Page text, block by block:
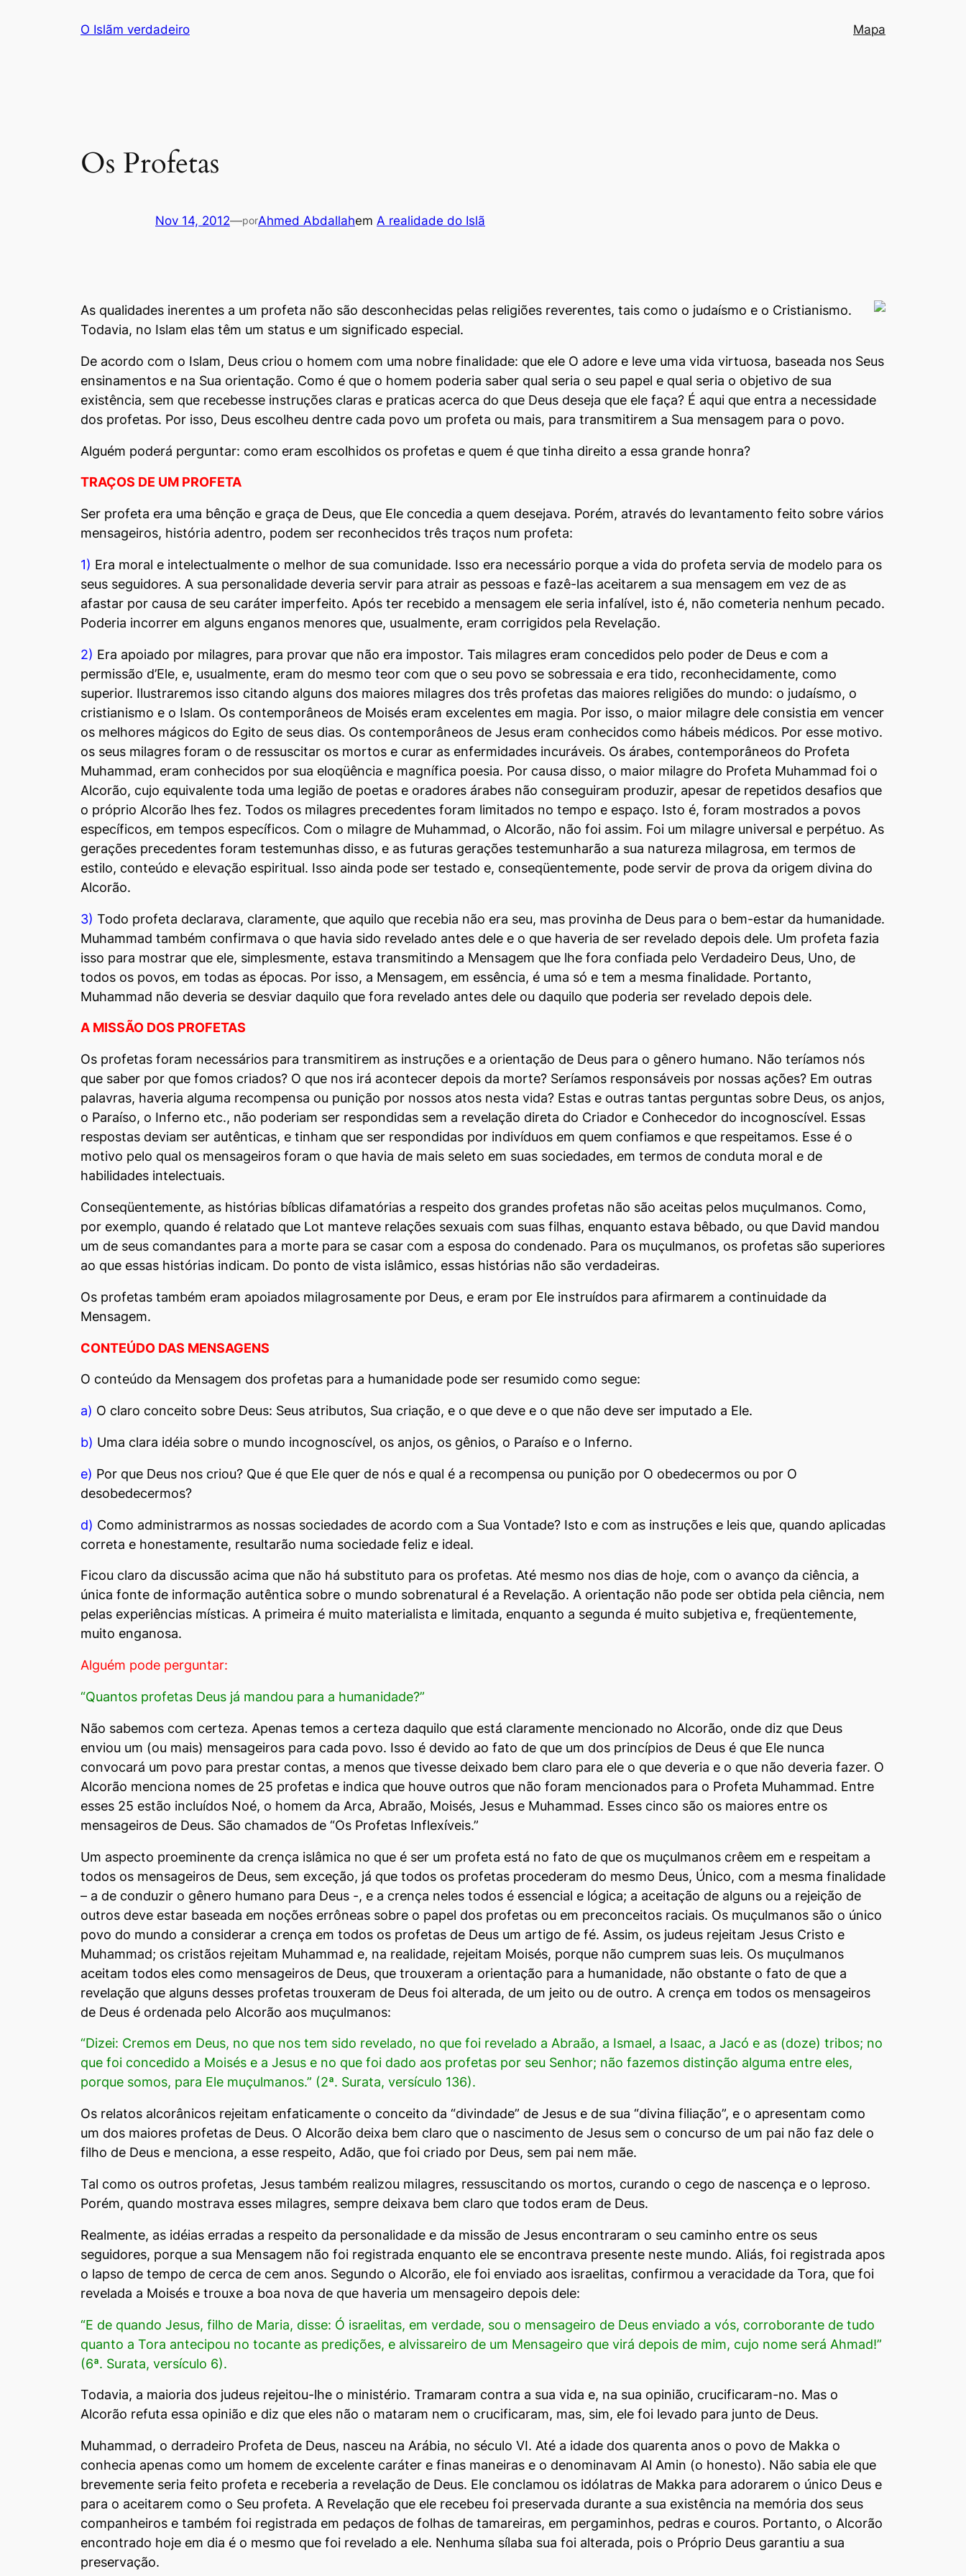
O Islãm verdadeiro Mapa
Os Profetas
Nov 14, 2012—porAhmed Abdallahem A realidade do Islã
As qualidades inerentes a um profeta não são desconhecidas pelas religiões reverentes, tais como o judaísmo e o Cristianismo.
Todavia, no Islam elas têm um status e um significado especial.
De acordo com o Islam, Deus criou o homem com uma nobre finalidade: que ele O adore e leve uma vida virtuosa, baseada nos Seus
ensinamentos e na Sua orientação. Como é que o homem poderia saber qual seria o seu papel e qual seria o objetivo de sua
existência, sem que recebesse instruções claras e praticas acerca do que Deus deseja que ele faça? É aqui que entra a necessidade
dos profetas. Por isso, Deus escolheu dentre cada povo um profeta ou mais, para transmitirem a Sua mensagem para o povo.
Alguém poderá perguntar: como eram escolhidos os profetas e quem é que tinha direito a essa grande honra?
TRAÇOS DE UM PROFETA
Ser profeta era uma bênção e graça de Deus, que Ele concedia a quem desejava. Porém, através do levanta­mento feito sobre vários
mensageiros, história adentro, podem ser reconhecidos três traços num profeta:
1) Era moral e intelectualmente o melhor de sua comunidade. Isso era necessário porque a vida do profeta servia de modelo para os
seus seguidores. A sua personalidade deveria servir para atrair as pessoas e fazê-las aceitarem a sua mensagem em vez de as
afastar por causa de seu caráter imperfeito. Após ter recebido a mensagem ele seria infalível, isto é, não cometeria nenhum pecado.
Poderia incorrer em alguns enganos menores que, usualmente, eram corrigidos pela Revelação.
2) Era apoiado por milagres, para provar que não era impostor. Tais milagres eram concedidos pelo poder de Deus e com a
permissão d’Ele, e, usualmente, eram do mesmo teor com que o seu povo se sobressaia e era tido, reconhecidamente, como
superior. Ilustraremos isso citando alguns dos maiores milagres dos três profetas das maiores religiões do mundo: o judaísmo, o
cristianismo e o Islam. Os contemporâneos de Moisés eram excelentes em magia. Por isso, o maior milagre dele consistia em vencer
os melhores mágicos do Egito de seus dias. Os contemporâneos de Jesus eram conhecidos como hábeis médicos. Por esse motivo.
os seus milagres foram o de ressuscitar os mortos e curar as enfermidades incuráveis. Os árabes, contemporâneos do Profeta
Muhammad, eram conhecidos por sua eloqüência e magnífica poesia. Por causa disso, o maior milagre do Profeta Muhammad foi o
Alcorão, cujo equivalente toda uma legião de poetas e oradores árabes não conseguiram produzir, apesar de repetidos desafios que
o próprio Alcorão lhes fez. Todos os milagres precedentes foram limitados no tempo e espaço. Isto é, foram mostrados a povos
específicos, em tempos específicos. Com o milagre de Muhammad, o Alcorão, não foi assim. Foi um milagre universal e perpétuo. As
gerações precedentes foram testemunhas disso, e as futuras gerações testemunharão a sua natureza milagrosa, em termos de
estilo, conteúdo e elevação espiritual. Isso ainda pode ser testa­do e, conseqüentemente, pode servir de prova da origem divina do
Alcorão.
3) Todo profeta declarava, claramente, que aquilo que recebia não era seu, mas provinha de Deus para o bem-estar da humanidade.
Muhammad também confirmava o que havia sido revelado antes dele e o que haveria de ser revelado depois dele. Um profeta fazia
isso para mostrar que ele, simplesmente, estava transmitindo a Mensagem que lhe fora confiada pelo Verdadeiro Deus, Uno, de
todos os povos, em todas as épocas. Por isso, a Mensagem, em essência, é uma só e tem a mesma finalidade. Portanto,
Muhammad não deveria se desviar daquilo que fora revelado antes dele ou daquilo que poderia ser revelado depois dele.
A MISSÃO DOS PROFETAS
Os profetas foram necessários para transmitirem as instruções e a orientação de Deus para o gênero humano. Não teríamos nós
que saber por que fomos criados? O que nos irá acontecer depois da morte? Seríamos responsáveis por nossas ações? Em outras
palavras, haveria alguma recompensa ou punição por nossos atos nesta vida? Estas e outras tantas perguntas sobre Deus, os anjos,
o Paraíso, o Inferno etc., não poderiam ser respondi­das sem a revelação direta do Criador e Conhecedor do incognoscível. Essas
respostas deviam ser autênticas, e tinham que ser respondidas por indivíduos em quem confiamos e que respeitamos. Esse é o
motivo pelo qual os mensageiros foram o que havia de mais seleto em suas sociedades, em termos de conduta moral e de
habilidades intelectuais.
Conseqüentemente, as histórias bíblicas difamatórias a respeito dos grandes profetas não são aceitas pelos muçulmanos. Como,
por exemplo, quando é relatado que Lot manteve relações sexuais com suas filhas, enquanto estava bêbado, ou que David mandou
um de seus comandantes para a morte para se casar com a esposa do condenado. Para os muçulmanos, os profetas são superiores
ao que essas histórias indicam. Do ponto de vista islâmico, essas histórias não são verdadeiras.
Os profetas também eram apoiados milagrosamente por Deus, e eram por Ele instruídos para afirmarem a continuidade da
Mensagem.
CONTEÚDO DAS MENSAGENS
O conteúdo da Mensagem dos profetas para a humanidade pode ser resumido como segue:
a) O claro conceito sobre Deus: Seus atributos, Sua criação, e o que deve e o que não deve ser imputado a Ele.
b) Uma clara idéia sobre o mundo incognoscível, os anjos, os gênios, o Paraíso e o Inferno.
e) Por que Deus nos criou? Que é que Ele quer de nós e qual é a recompensa ou punição por O obedecer­mos ou por O
desobedecermos?
d) Como administrarmos as nossas sociedades de acordo com a Sua Vontade? Isto e com as instruções e leis que, quando aplicadas
correta e honestamente, resultarão numa sociedade feliz e ideal.
Ficou claro da discussão acima que não há substituto para os profetas. Até mesmo nos dias de hoje, com o avanço da ciência, a
única fonte de informação autêntica sobre o mundo sobrenatural é a Revelação. A orientação não pode ser obtida pela ciência, nem
pelas experiências místicas. A primeira é muito materialista e limitada, enquanto a segunda é muito subjetiva e, freqüentemente,
muito enganosa.
Alguém pode perguntar:
“Quantos profetas Deus já mandou para a humanidade?”
Não sabemos com certeza. Apenas temos a certeza daquilo que está claramente mencionado no Alcorão, onde diz que Deus
enviou um (ou mais) mensageiros para cada povo. Isso é devido ao fato de que um dos princípios de Deus é que Ele nunca
convocará um povo para prestar contas, a menos que tivesse deixado bem claro para ele o que deveria e o que não deveria fazer. O
Alcorão menciona nomes de 25 profetas e indica que houve outros que não foram mencionados para o Profeta Muhammad. Entre
esses 25 estão incluídos Noé, o homem da Arca, Abraão, Moisés, Jesus e Muhammad. Esses cinco são os maiores entre os
mensageiros de Deus. São chamados de “Os Profetas Inflexíveis.”
Um aspecto proeminente da crença islâmica no que é ser um profeta está no fato de que os muçulmanos crêem em e respeitam a
todos os mensageiros de Deus, sem exceção, já que todos os profetas procederam do mesmo Deus, Único, com a mesma finalidade
– a de conduzir o gênero humano para Deus -, e a crença neles todos é essencial e lógica; a aceitação de alguns ou a rejeição de
outros deve estar baseada em noções errôneas sobre o papel dos profetas ou em preconceitos raciais. Os muçulmanos são o único
povo do mundo a considerar a crença em todos os profetas de Deus um artigo de fé. Assim, os judeus rejeitam Jesus Cristo e
Muhammad; os cristãos rejeitam Muhammad e, na realidade, rejeitam Moisés, porque não cumprem suas leis. Os muçulmanos
aceitam todos eles como mensageiros de Deus, que trouxeram a orientação para a humanidade, não obstante o fato de que a
revelação que alguns desses profetas trouxeram de Deus foi alterada, de um jeito ou de outro. A crença em todos os mensageiros
de Deus é ordenada pelo Alcorão aos muçulmanos:
“Dizei: Cremos em Deus, no que nos tem sido revelado, no que foi revelado a Abraão, a Ismael, a Isaac, a Jacó e as (doze) tribos; no
que foi concedido a Moisés e a Jesus e no que foi dado aos profetas por seu Senhor; não fazemos distinção alguma entre eles,
porque somos, para Ele muçulmanos.” (2ª. Surata, versículo 136).
Os relatos alcorânicos rejeitam enfaticamente o conceito da “divindade” de Jesus e de sua “divina filiação”, e o apresentam como
um dos maiores profetas de Deus. O Alcorão deixa bem claro que o nascimento de Jesus sem o concurso de um pai não faz dele o
filho de Deus e menciona, a esse respeito, Adão, que foi criado por Deus, sem pai nem mãe.
Tal como os outros profetas, Jesus também realizou milagres, ressuscitando os mortos, curando o cego de nascença e o leproso.
Porém, quando mostrava esses milagres, sempre deixava bem claro que todos eram de Deus.
Realmente, as idéias erradas a respeito da personalidade e da missão de Jesus encontraram o seu caminho entre os seus
seguidores, porque a sua Mensagem não foi registrada enquanto ele se encontrava presente neste mundo. Aliás, foi registrada apos
o lapso de tempo de cerca de cem anos. Segundo o Alcorão, ele foi enviado aos israelitas, confirmou a veracidade da Tora, que foi
revelada a Moisés e trouxe a boa nova de que haveria um mensageiro depois dele:
“E de quando Jesus, filho de Maria, disse: Ó israelitas, em verdade, sou o mensageiro de Deus enviado a vós, corroborante de tudo
quanto a Tora antecipou no to­cante as predições, e alvissareiro de um Mensageiro que virá depois de mim, cujo nome será Ahmad!”
(6ª. Surata, versículo 6).
Todavia, a maioria dos judeus rejeitou-lhe o ministério. Tramaram contra a sua vida e, na sua opinião, crucificaram-no. Mas o
Alcorão refuta essa opinião e diz que eles não o mataram nem o crucificaram, mas, sim, ele foi levado para junto de Deus.
Muhammad, o derradeiro Profeta de Deus, nasceu na Arábia, no século VI. Até a idade dos quarenta anos o povo de Makka o
conhecia apenas como um homem de excelente caráter e finas maneiras e o denominavam Al Amin (o honesto). Não sabia ele que
brevemente seria feito profeta e receberia a revelação de Deus. Ele conclamou os idólatras de Makka para adorarem o único Deus e
para o aceitarem como o Seu profeta. A Revelação que ele recebeu foi preservada durante a sua existência na memória dos seus
companheiros e também foi registrada em pedaços de folhas de tamareiras, em pergaminhos, pedras e couros. Portanto, o Alcorão
encontrado hoje em dia é o mesmo que foi revelado a ele. Nenhuma sílaba sua foi alterada, pois o Próprio Deus garantiu a sua
preservação.